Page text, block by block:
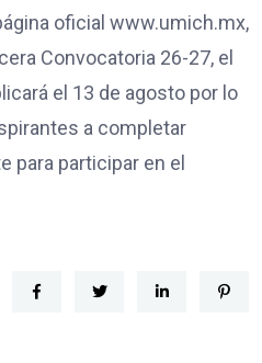
oficial www.umich.mx,
Convocatoria 26-27, el
el 13 de agosto por lo
a completar
para participar en el